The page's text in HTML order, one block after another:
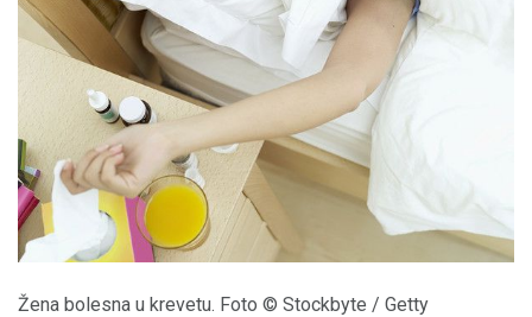
Žena bolesna u krevetu. Foto © Stockbyte / Getty